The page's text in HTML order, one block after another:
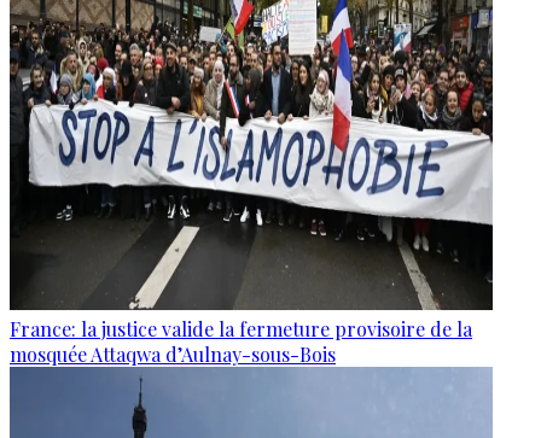
France: la justice valide la fermeture provisoire de la
mosquée Attaqwa d’Aulnay-sous-Bois